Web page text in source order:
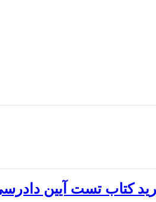
کتاب تست آیین